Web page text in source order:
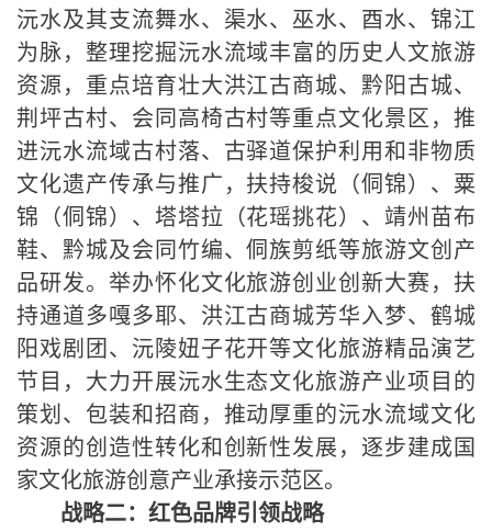
沅水及其支流舞水、渠水、巫水、酉水、锦江
为脉，整理挖掘沅水流域丰富的历史人文旅游
资源，重点培育壮大洪江古商城、黔阳古城、
荆坪古村、会同高椅古村等重点文化景区，推
进沅水流域古村落、古驿道保护利用和非物质
文化遗产传承与推广，扶持梭说（侗锦）、粟
锦（侗锦）、塔塔拉（花瑶挑花）、靖州苗布
鞋、黔城及会同竹编、侗族剪纸等旅游文创产
品研发。举办怀化文化旅游创业创新大赛，扶
持通道多嘎多耶、洪江古商城芳华入梦、鹤城
阳戏剧团、沅陵妞子花开等文化旅游精品演艺
节目，大力开展沅水生态文化旅游产业项目的
策划、包装和招商，推动厚重的沅水流域文化
资源的创造性转化和创新性发展，逐步建成国
家文化旅游创意产业承接示范区。
战略二：红色品牌引领战略